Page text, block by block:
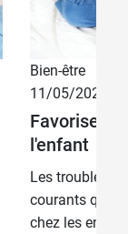
2,49 €
2,49 €
Bien-être
11/05/2026
Favoriser
l'enfant
Les troubles
courants
chez les